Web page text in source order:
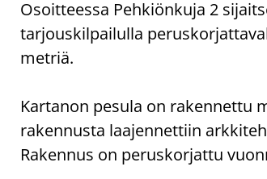
Osoit­tees­sa Peh­kiön­ku­ja 2
tar­jous­kil­pai­lul­la
met­riä.
Kar­ta­non pe­su­la on ra­ken­net­tu
ra­ken­nus­ta laa­jen­net­tiin
Ra­ken­nus on pe­rus­kor­jat­tu